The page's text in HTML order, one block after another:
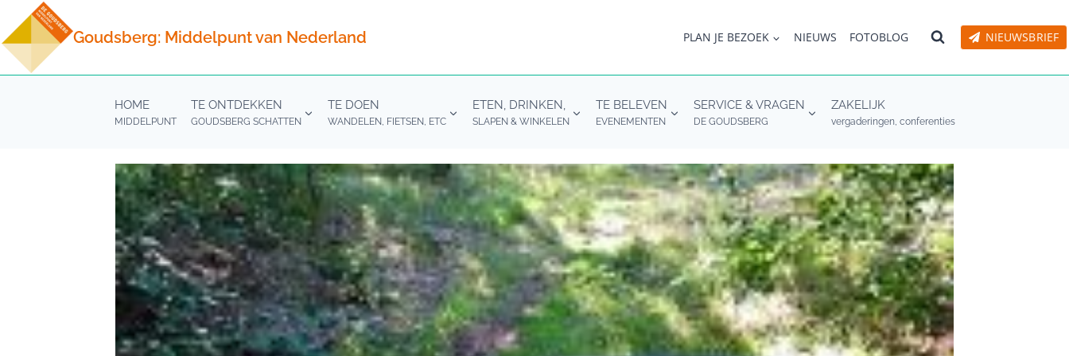
Doorgaan
naar
inhoud
Goudsberg: Middelpunt van Nederland PLAN JE BEZOEK NIEUWS FOTOBLOG NIEUWSBRIEF
HOME
MIDDELPUNT
TE ONTDEKKEN
GOUDSBERG SCHATTEN
TE DOEN
WANDELEN, FIETSEN, ETC
ETEN, DRINKEN,
SLAPEN & WINKELEN
TE BELEVEN
EVENEMENTEN
SERVICE & VRAGEN
DE GOUDSBERG
ZAKELIJK
vergaderingen, conferenties